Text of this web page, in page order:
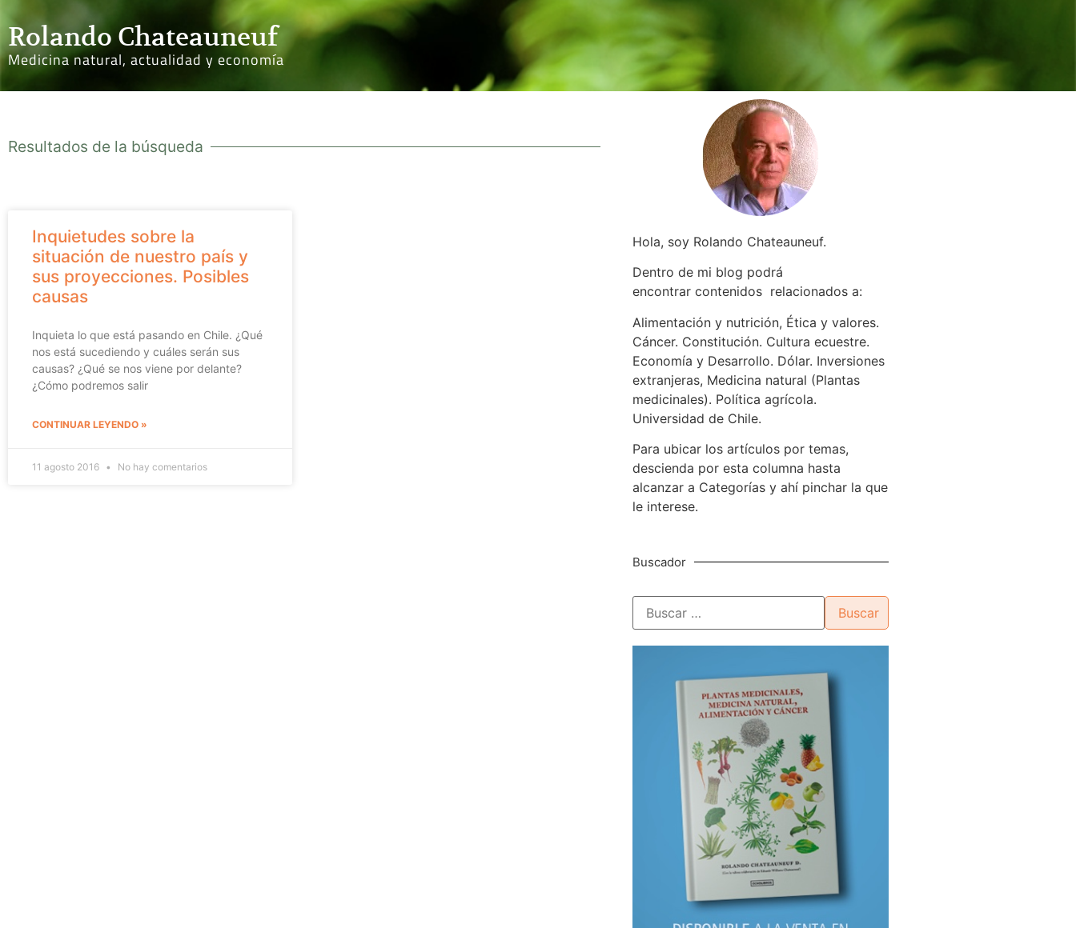
Rolando Chateauneuf
Medicina natural, actualidad y economía
Resultados de la búsqueda
Inquietudes sobre la
situación de nuestro país y
sus proyecciones. Posibles
causas
Inquieta lo que está pasando en Chile. ¿Qué
nos está sucediendo y cuáles serán sus
causas? ¿Qué se nos viene por delante?
¿Cómo podremos salir
CONTINUAR LEYENDO »
11 agosto 2016 No hay comentarios
Hola, soy Rolando Chateauneuf.
Dentro de mi blog podrá
encontrar contenidos relacionados a:
Alimentación y nutrición, Ética y valores.
Cáncer. Constitución. Cultura ecuestre.
Economía y Desarrollo. Dólar. Inversiones
extranjeras, Medicina natural (Plantas
medicinales). Política agrícola.
Universidad de Chile.
Para ubicar los artículos por temas,
descienda por esta columna hasta
alcanzar a Categorías y ahí pinchar la que
le interese.
Buscador